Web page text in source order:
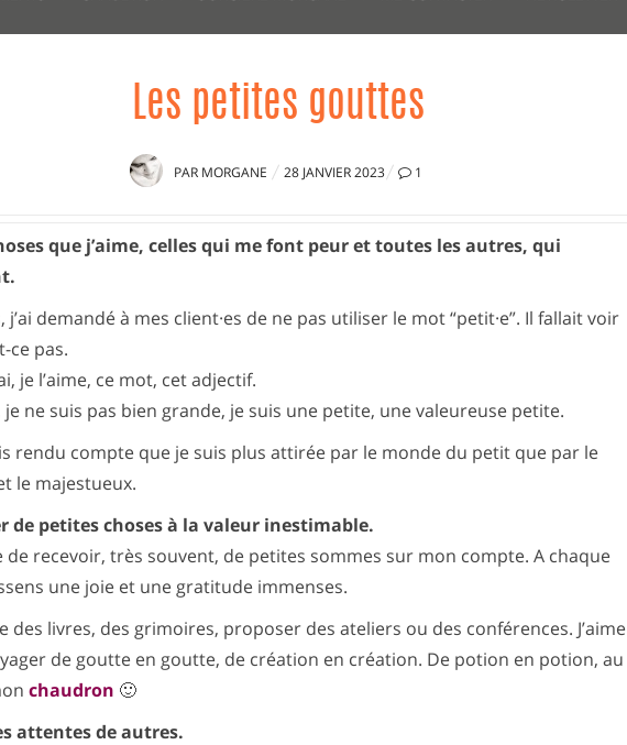
Les petites gouttes
PAR MORGANE
PUBLIÉ
28 JANVIER 2023 1
que j’aime, celles qui me font peur et toutes les autres, qui
j’ai demandé à mes client·es de ne pas utiliser le mot “petit·e”. Il fallait voir
ce pas.
je l’aime, ce mot, cet adjectif.
je ne suis pas bien grande, je suis une petite, une valeureuse petite.
rendu compte que je suis plus attirée par le monde du petit que par le
le majestueux.
de petites choses à la valeur inestimable.
de recevoir, très souvent, de petites sommes sur mon compte. A chaque
une joie et une gratitude immenses.
des livres, des grimoires, proposer des ateliers ou des conférences. J’aime
de goutte en goutte, de création en création. De potion en potion, au
chaudron 🙂
attentes de autres.